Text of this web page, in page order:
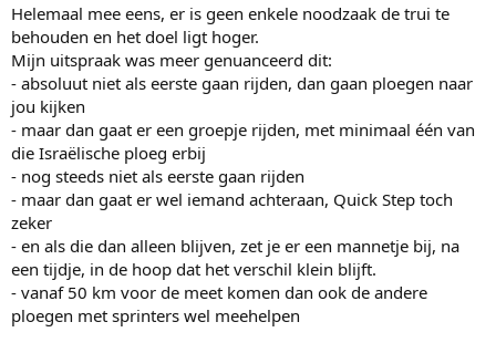
Helemaal mee eens, er is geen enkele noodzaak de trui te
behouden en het doel ligt hoger.
Mijn uitspraak was meer genuanceerd dit:
- absoluut niet als eerste gaan rijden, dan gaan ploegen naar
jou kijken
- maar dan gaat er een groepje rijden, met minimaal één van
die Israëlische ploeg erbij
- nog steeds niet als eerste gaan rijden
- maar dan gaat er wel iemand achteraan, Quick Step toch
zeker
- en als die dan alleen blijven, zet je er een mannetje bij, na
een tijdje, in de hoop dat het verschil klein blijft.
- vanaf 50 km voor de meet komen dan ook de andere
ploegen met sprinters wel meehelpen